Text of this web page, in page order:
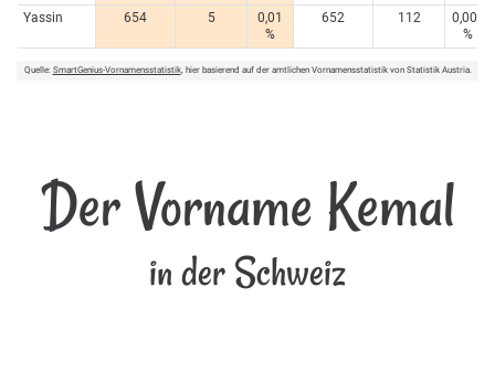
Yassin
654 5
0,01
%
652 112
0,007
%
Quelle: SmartGenius-Vornamensstatistik, hier basierend auf der amtlichen Vornamensstatistik von Statistik Austria.
Der Vorname Kemal
in der Schweiz